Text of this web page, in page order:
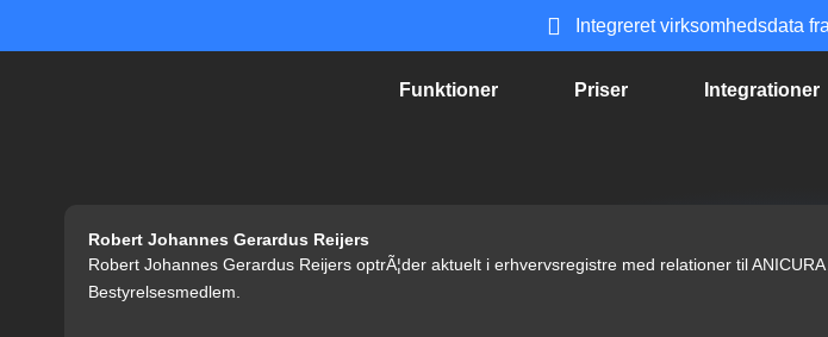
Integreret virksomhedsdata
Funktioner Priser Integrationer
Robert Johannes Gerardus Reijers
Robert Johannes Gerardus Reijers optrÃ¦der aktuelt i erhvervsregistre med relationer til
Bestyrelsesmedlem.